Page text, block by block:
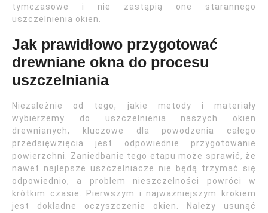
tymczasowe i nie zastąpią one starannego
uszczelnienia okien.
Jak prawidłowo przygotować
drewniane okna do procesu
uszczelniania
Niezależnie od tego, jakie metody i materiały
wybierzemy do uszczelnienia naszych okien
drewnianych, kluczowe dla powodzenia całego
przedsięwzięcia jest odpowiednie przygotowanie
powierzchni. Zaniedbanie tego etapu może sprawić, że
nawet najlepsze uszczelniacze nie będą trzymać się
odpowiednio, a problem nieszczelności powróci w
krótkim czasie. Pierwszym i najważniejszym krokiem
jest dokładne oczyszczenie okien. Należy usunąć